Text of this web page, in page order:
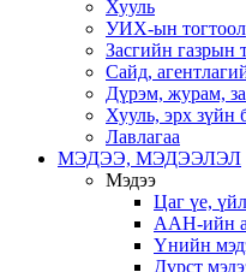
Хууль
УИХ-ын тогтоол
Засгийн газрын
Сайд,
Дүрэм, журам,
Хууль, эрх зүйн
Лавлагаа
МЭДЭЭ, МЭДЭЭЛЭЛ
Мэдээ
Цаг үе,
ААН-ийн
Үнийн
Дүрст